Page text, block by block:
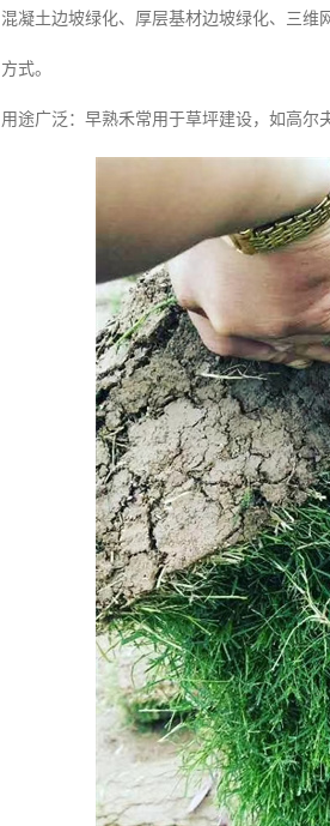
混凝土边坡绿化、厚层基材边坡绿化、三
方式。
用途广泛：早熟禾常用于草坪建设，如高尔